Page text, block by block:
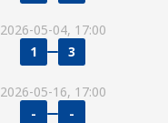
2026-05-04, 17:00
1 3
2026-05-16, 17:00
- -